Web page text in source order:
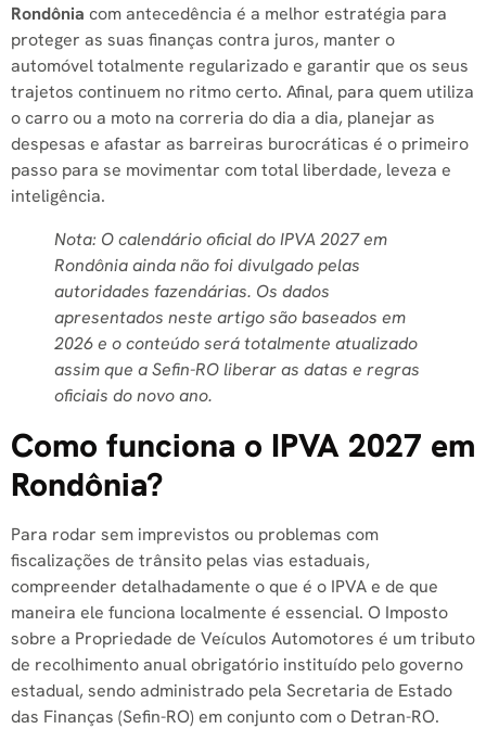
Rondônia com antecedência é a melhor estratégia para
proteger as suas finanças contra juros, manter o
automóvel totalmente regularizado e garantir que os seus
trajetos continuem no ritmo certo. Afinal, para quem utiliza
o carro ou a moto na correria do dia a dia, planejar as
despesas e afastar as barreiras burocráticas é o primeiro
passo para se movimentar com total liberdade, leveza e
inteligência.
Nota: O calendário oficial do IPVA 2027 em
Rondônia ainda não foi divulgado pelas
autoridades fazendárias. Os dados
apresentados neste artigo são baseados em
2026 e o conteúdo será totalmente atualizado
assim que a Sefin-RO liberar as datas e regras
oficiais do novo ano.
Como funciona o IPVA 2027 em
Rondônia?
Para rodar sem imprevistos ou problemas com
fiscalizações de trânsito pelas vias estaduais,
compreender detalhadamente o que é o IPVA e de que
maneira ele funciona localmente é essencial. O Imposto
sobre a Propriedade de Veículos Automotores é um tributo
de recolhimento anual obrigatório instituído pelo governo
estadual, sendo administrado pela Secretaria de Estado
das Finanças (Sefin-RO) em conjunto com o Detran-RO.